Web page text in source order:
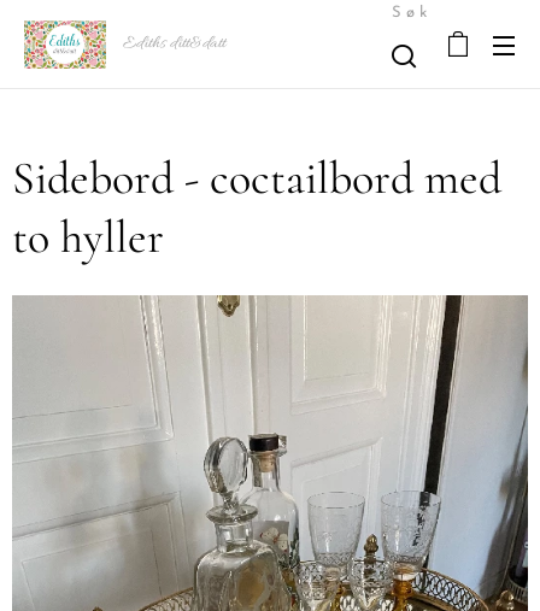
Ediths ditt&datt
Søk
Sidebord - coctailbord med
to hyller